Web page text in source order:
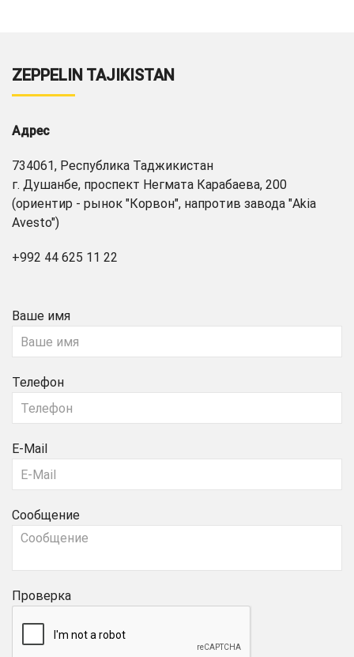
ZEPPELIN TAJIKISTAN
Адрес
734061, Республика Таджикистан
г. Душанбе, проспект Негмата Карабаева, 200
(ориентир - рынок "Корвон", напротив завода "Akia
Avesto")
+992 44 625 11 22
Ваше имя
Телефон
E-Mail
Сообщение
Проверка